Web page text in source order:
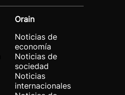
Orain
Noticias de
economía
Noticias de
sociedad
Noticias
internacionales